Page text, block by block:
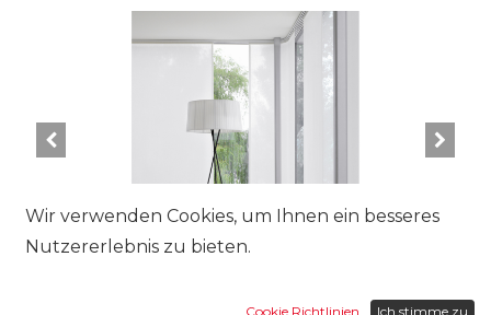
Wir verwenden Cookies, um Ihnen ein besseres
Nutzererlebnis zu bieten.
Cookie Richtlinien Ich stimme zu